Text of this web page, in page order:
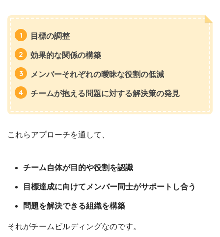
目標の調整
効果的な関係の構築
メンバーそれぞれの曖昧な役割の低減
チームが抱える問題に対する解決策の発見
これらアプローチを通して、
チーム自体が目的や役割を認識
目標達成に向けてメンバー同士がサポートし合う
問題を解決できる組織を構築
それがチームビルディングなのです。